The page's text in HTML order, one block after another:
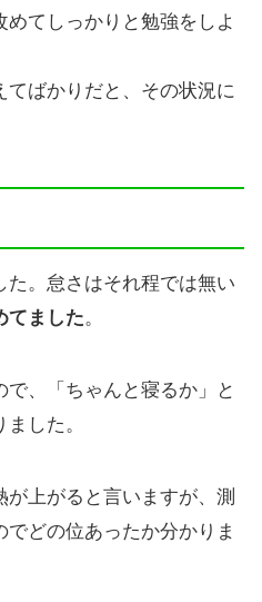
てしっかりと勉強をしよ
てばかりだと、その状況に
。怠さはそれ程では無い
てました。
、「ちゃんと寝るか」と
した。
上がると言いますが、測
どの位あったか分かりま